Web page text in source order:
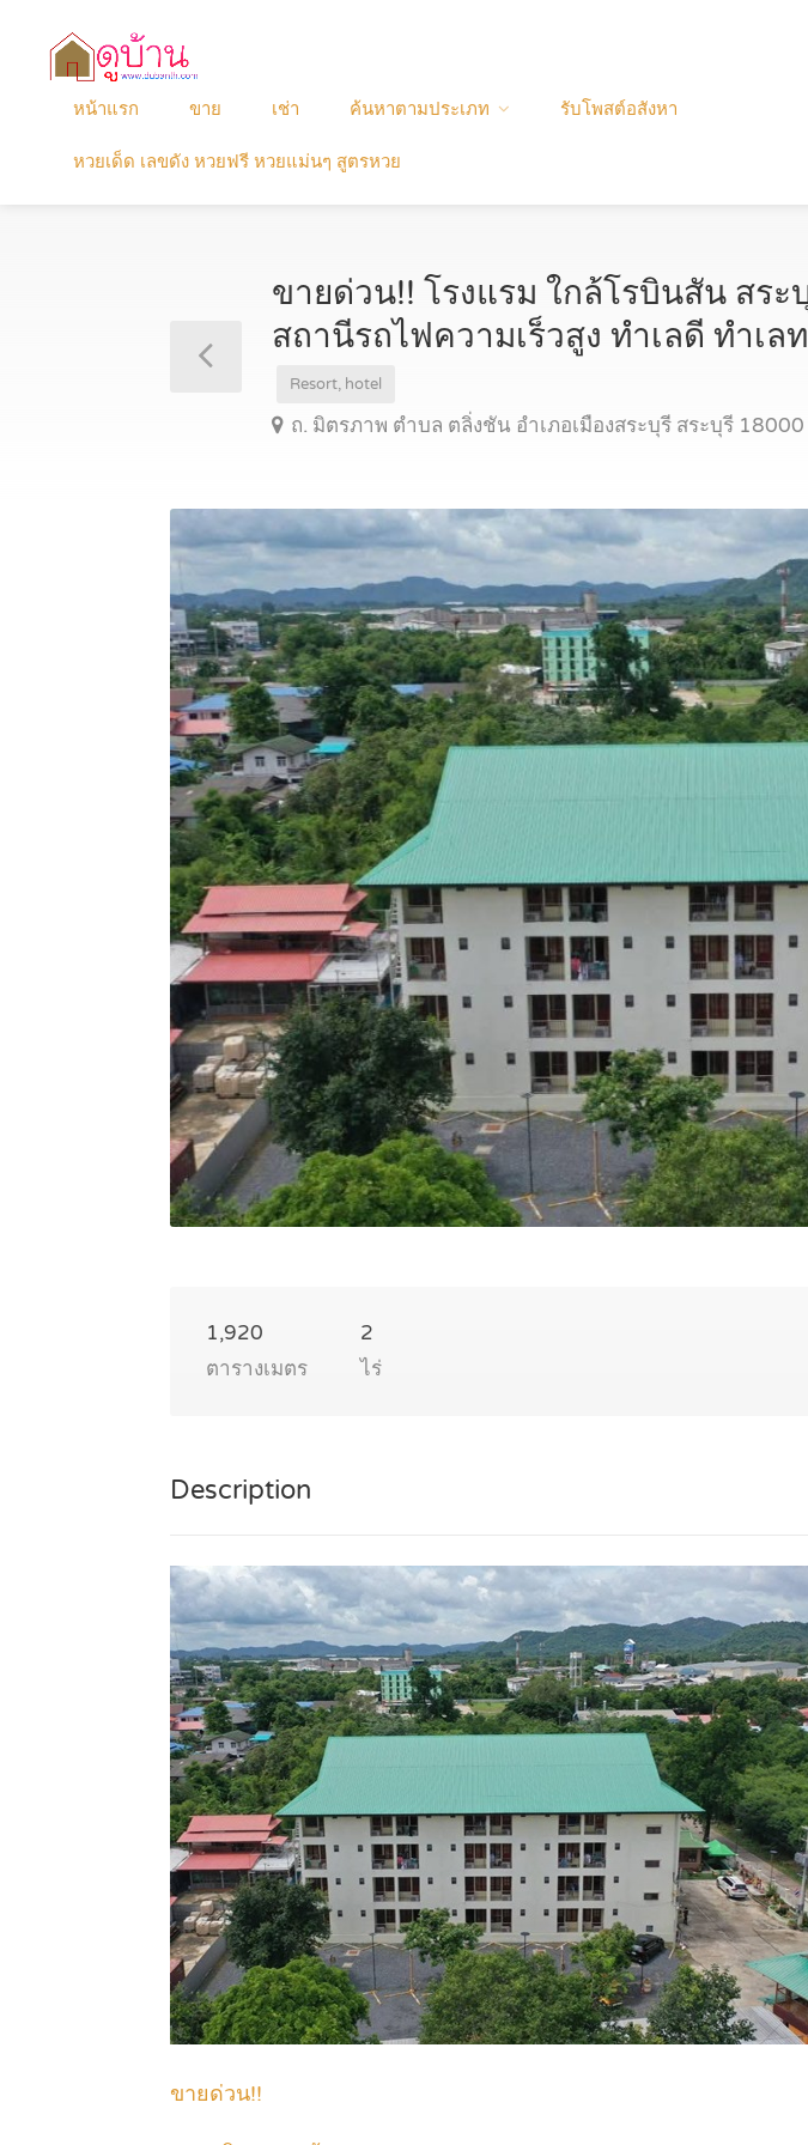
หน้าแรก ขาย เช่า ค้นหาตามประเภท รับโพสต์อสังหา
หวยเด็ด เลขดัง หวยฟรี หวยแม่นๆ สูตรหวย
ขายด่วน!! โรงแรม ใกล้โรบินสัน สร
สถานีรถไฟความเร็วสูง ทำเลดี ทำเ
Resort, hotel
ถ. มิตรภาพ ตำบล ตลิ่งชัน อำเภอเมืองสระบุรี สระบุรี 18000
1,920
ตารางเมตร
2
ไร่
Description
ขายด่วน!!